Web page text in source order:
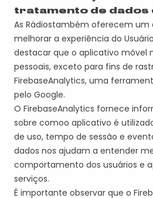
tratamento de dados
As Rádiostambém oferecem um
melhorar a experiência do
destacar que o aplicativo móvel
pessoais, exceto para fins de
FirebaseAnalytics, uma
pelo Google.
O FirebaseAnalytics fornece
sobre comoo aplicativo é
de uso, tempo de sessão e
dados nos ajudam a entender
comportamento dos usuários e
serviços.
É importante observar que o